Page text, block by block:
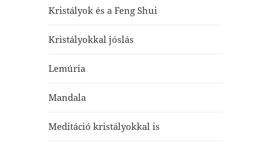
Kristályok és a Feng Shui
Kristályokkal jóslás
Lemúria
Mandala
Meditáció kristályokkal is